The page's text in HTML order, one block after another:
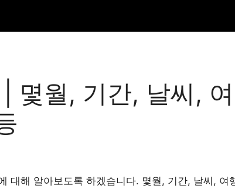
몇월, 기간, 날씨, 여
대해 알아보도록 하겠습니다. 몇월, 기간, 날씨, 여